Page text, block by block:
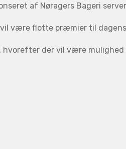
af Nøragers Bageri
vil være flotte præmier til
hvorefter der vil være mulighed